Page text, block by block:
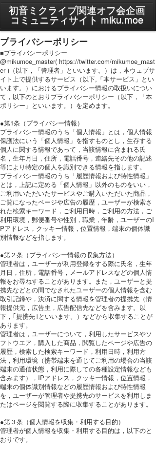
MENU
プライバシーポリシー
利用規約
PC表示に切り替え
初音ミクライブ関連オフ会企画
コミュニティサイト miku.moe
プライバシーポリシー
■プライバシーポリシー
@mikumoe_master( https://twitter.com/mikumoe_mast
er )（以下，「管理者」といいます。）は，本ウェブサ
イト上で提供するサービス（以下,「本サービス」とい
います。）におけるプライバシー情報の取扱いについ
て，以下のとおりプライバシーポリシー（以下，「本
ポリシー」といいます。）を定めます。
●第1条（プライバシー情報）
プライバシー情報のうち「個人情報」とは，個人情報
保護法にいう「個人情報」を指すものとし，生存する
個人に関する情報であって，当該情報に含まれる氏
名，生年月日，住所，電話番号，連絡先その他の記述
等により特定の個人を識別できる情報を指します。
プライバシー情報のうち「履歴情報および特性情報」
とは，上記に定める「個人情報」以外のものをいい，
ご利用いただいたサービスやご購入いただいた商品，
ご覧になったページや広告の履歴，ユーザーが検索さ
れた検索キーワード，ご利用日時，ご利用の方法，ご
利用環境，郵便番号や性別，職業，年齢，ユーザーのI
Pアドレス，クッキー情報，位置情報，端末の個体識
別情報などを指します。
●第２条（プライバシー情報の収集方法）
管理者は，ユーザーが利用登録をする際に氏名，生年
月日，住所，電話番号，メールアドレスなどの個人情
報をお尋ねすることがあります。また，ユーザーと提
携先などとの間でなされたユーザーの個人情報を含む
取引記録や，決済に関する情報を管理者の提携先（情
報提供元，広告主，広告配信先などを含みます。以
下，｢提携先｣といいます。）などから収集することが
あります。
管理者は，ユーザーについて，利用したサービスやソ
フトウエア，購入した商品，閲覧したページや広告の
履歴，検索した検索キーワード，利用日時，利用方
法，利用環境（携帯端末を通じてご利用の場合の当該
端末の通信状態，利用に際しての各種設定情報なども
含みます），IPアドレス，クッキー情報，位置情報，
端末の個体識別情報などの履歴情報および特性情報
を，ユーザーが管理者や提携先のサービスを利用しま
たはページを閲覧する際に収集することがあります。
●第３条（個人情報を収集・利用する目的）
管理者が個人情報を収集・利用する目的は，以下のと
おりです。